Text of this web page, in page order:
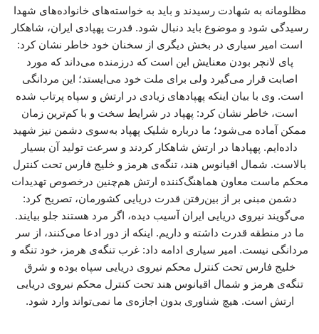
مظلومانه به شهادت رسیدند و باید به خواسته‌های خانواده‌های شهدا
رسیدگی شود و موضوع باید دنبال شود. قدرت پهپادی ایران، شاهکار
است امیر سیاری در بخش دیگری از سخنان خود خاطر نشان کرد:
پای لانچر بودن معنایش این است که درزمنده می‌داند که مورد
اصابت قرار می‌گیرد ولی برای ملت خود می‌ایستد؛ این مردانگی
است. وی با بیان اینکه پهپادهای زیادی در ارتش و سپاه پرتاب شده
است، خاطر نشان کرد: پهپاد در شرایط سخت و با کم‌ترین زمان
ممکن آماده می‌شود؛ ما درباره شلیک پهپاد به‌سوی دشمن نیز شهید
داده‌ایم. پهپادها در ارتش شاهکار کردند و سرعت تولید آن بسیار
بالاست. شمال اقیانوس هند، تنگه‌ی هرمز و خلیج فارس تحت کنترل
محکم ماست معاون هماهنگ‌کننده ارتش هم‌چنین درخصوص تهدیدات
دشمن مبنی بر از بین‌رفتن قدرت دریایی کشورمان، تصریح کرد:
می‌گویند نیروی دریایی ایران آسیب دیده، اگر مرد هستند جلو بیایند.
ما در منطقه قدرت داشته و داریم. اینکه از دور ادعا می‌کنند، از سر
مردانگی نیست. امیر سیاری ادامه داد: غرب تنگه‌ی هرمز، خود تنگه و
خلیج فارس تحت کنترل محکم نیروی دریایی سپاه بوده و شرق
تنگه‌ی هرمز و شمال اقیانوس هند تحت کنترل محکم نیروی دریایی
ارتش است. هیچ شناوری بدون اجازه‌ی ما نمی‌تواند وارد شود.